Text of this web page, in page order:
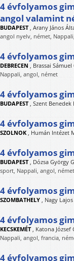
4 évfolyamos
angol valamint
BUDAPEST, Arany János
angol nyelv, német,
4 évfolyamos
DEBRECEN , Brassai
Nappali, angol, német
4 évfolyamos
BUDAPEST, Szent
4 évfolyamos
SZOLNOK , Humán Intézet
4 évfolyamos
BUDAPEST, Dózsa György
sport, Nappali, angol,
4 évfolyamos
SZOMBATHELY , Nagy
4 évfolyamos
KECSKEMÉT, Katona József
Nappali, angol, francia,
4 évfolyamos